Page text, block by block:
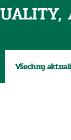
Všechny